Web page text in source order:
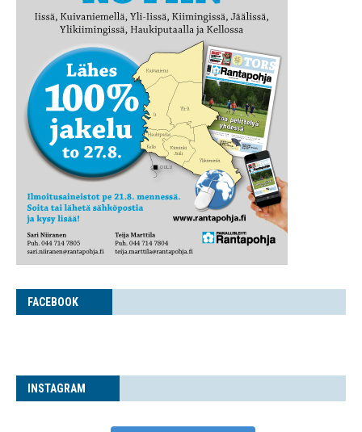
FACE­BOOK
INS­TA­GRAM